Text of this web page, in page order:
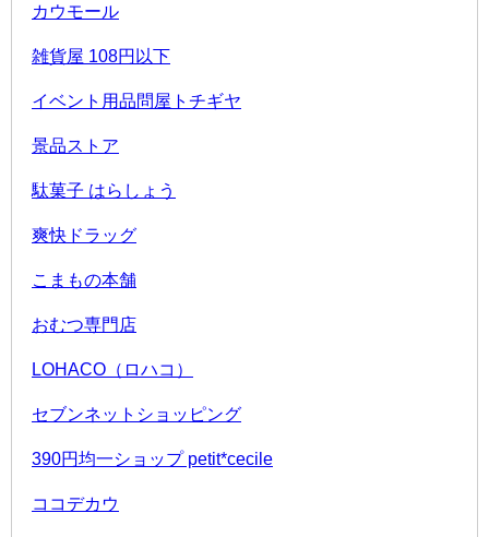
カウモール
雑貨屋 108円以下
イベント用品問屋トチギヤ
景品ストア
駄菓子 はらしょう
爽快ドラッグ
こまもの本舗
おむつ専門店
LOHACO（ロハコ）
セブンネットショッピング
390円均一ショップ petit*cecile
ココデカウ